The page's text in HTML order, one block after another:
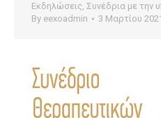
Εκδηλώσεις, Συνέδρια με την
By eexoadmin 3 Μαρτίου